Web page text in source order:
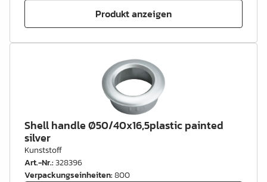
Produkt anzeigen
Shell handle Ø50/40x16,5plastic painted
silver
Kunststoff
Art.-Nr.:328396
Verpackungseinheiten:800